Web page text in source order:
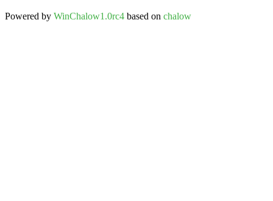
Powered by WinChalow1.0rc4 based on chalow